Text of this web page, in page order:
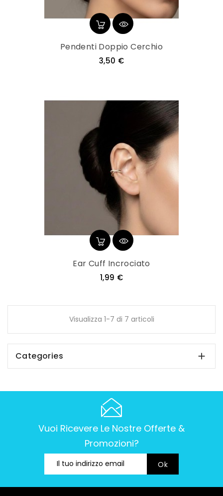
Pendenti Doppio Cerchio
3,50 €Prezzo
Ear Cuff Incrociato
1,99 €Prezzo
Visualizza 1-7 di 7 articoli
Categories 
Vuoi Ricevere Le Nostre Offerte &
Promozioni?